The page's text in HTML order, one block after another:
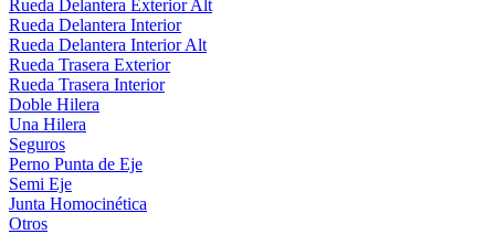
Rueda Delantera Exterior Alt
Rueda Delantera Interior
Rueda Delantera Interior Alt
Rueda Trasera Exterior
Rueda Trasera Interior
Doble Hilera
Una Hilera
Seguros
Perno Punta de Eje
Semi Eje
Junta Homocinética
Otros